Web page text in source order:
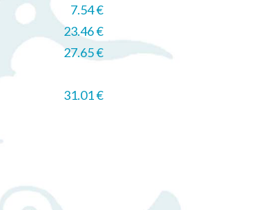
7.54 €
23.46 €
27.65 €
31.01 €